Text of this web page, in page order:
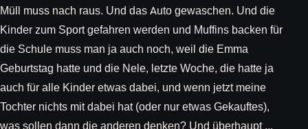
Müll muss nach raus. Und das Auto gewaschen. Und die
Kinder zum Sport gefahren werden und Muffins backen für
die Schule muss man ja auch noch, weil die Emma
Geburtstag hatte und die Nele, letzte Woche, die hatte ja
auch für alle Kinder etwas dabei, und wenn jetzt meine
Tochter nichts mit dabei hat (oder nur etwas Gekauftes),
was sollen dann die anderen denken? Und überhaupt ...